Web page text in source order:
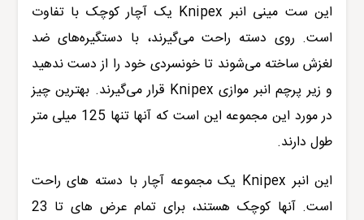
این ست مینی انبر Knipex یک آچار کوچک با تفاوت
است. روی دسته راحت می‌گیرند، با دستگیره‌های ضد
لغزش ساخته می‌شوند تا خونسردی خود را از دست ندهید
و زیر پرچم انبر موازی Knipex قرار می‌گیرند. بهترین چیز
در مورد این مجموعه این است که آنها تنها 125 میلی متر
طول دارند.
این انبر Knipex یک مجموعه آچار با دسته های راحت
است. آنها کوچک هستند، برای تمام عرض های تا 23